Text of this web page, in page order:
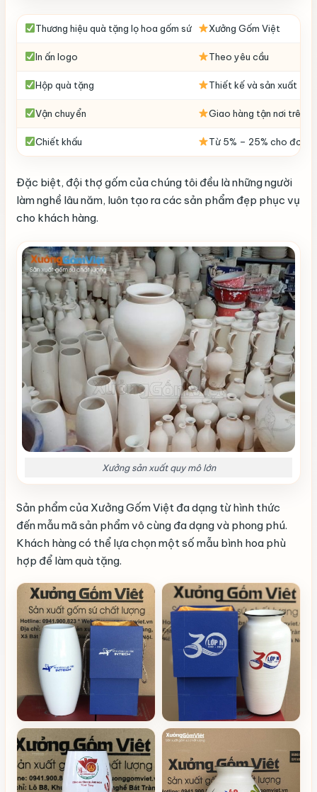
Thương hiệu quà tặng lọ hoa gốm sứ Xưởng Gốm Việt
In ấn logo Theo yêu cầu
Hộp quà tặng Thiết kế và sản xuất
Vận chuyển Giao hàng tận nơi trên
Chiết khấu Từ 5% – 25% cho đơn
Đặc biệt, đội thợ gốm của chúng tôi đều là những người
làm nghề lâu năm, luôn tạo ra các sản phẩm đẹp phục vụ
cho khách hàng.
Xưởng sản xuất quy mô lớn
Sản phẩm của Xưởng Gốm Việt đa dạng từ hình thức
đến mẫu mã sản phẩm vô cùng đa dạng và phong phú.
Khách hàng có thể lựa chọn một số mẫu bình hoa phù
hợp để làm quà tặng.